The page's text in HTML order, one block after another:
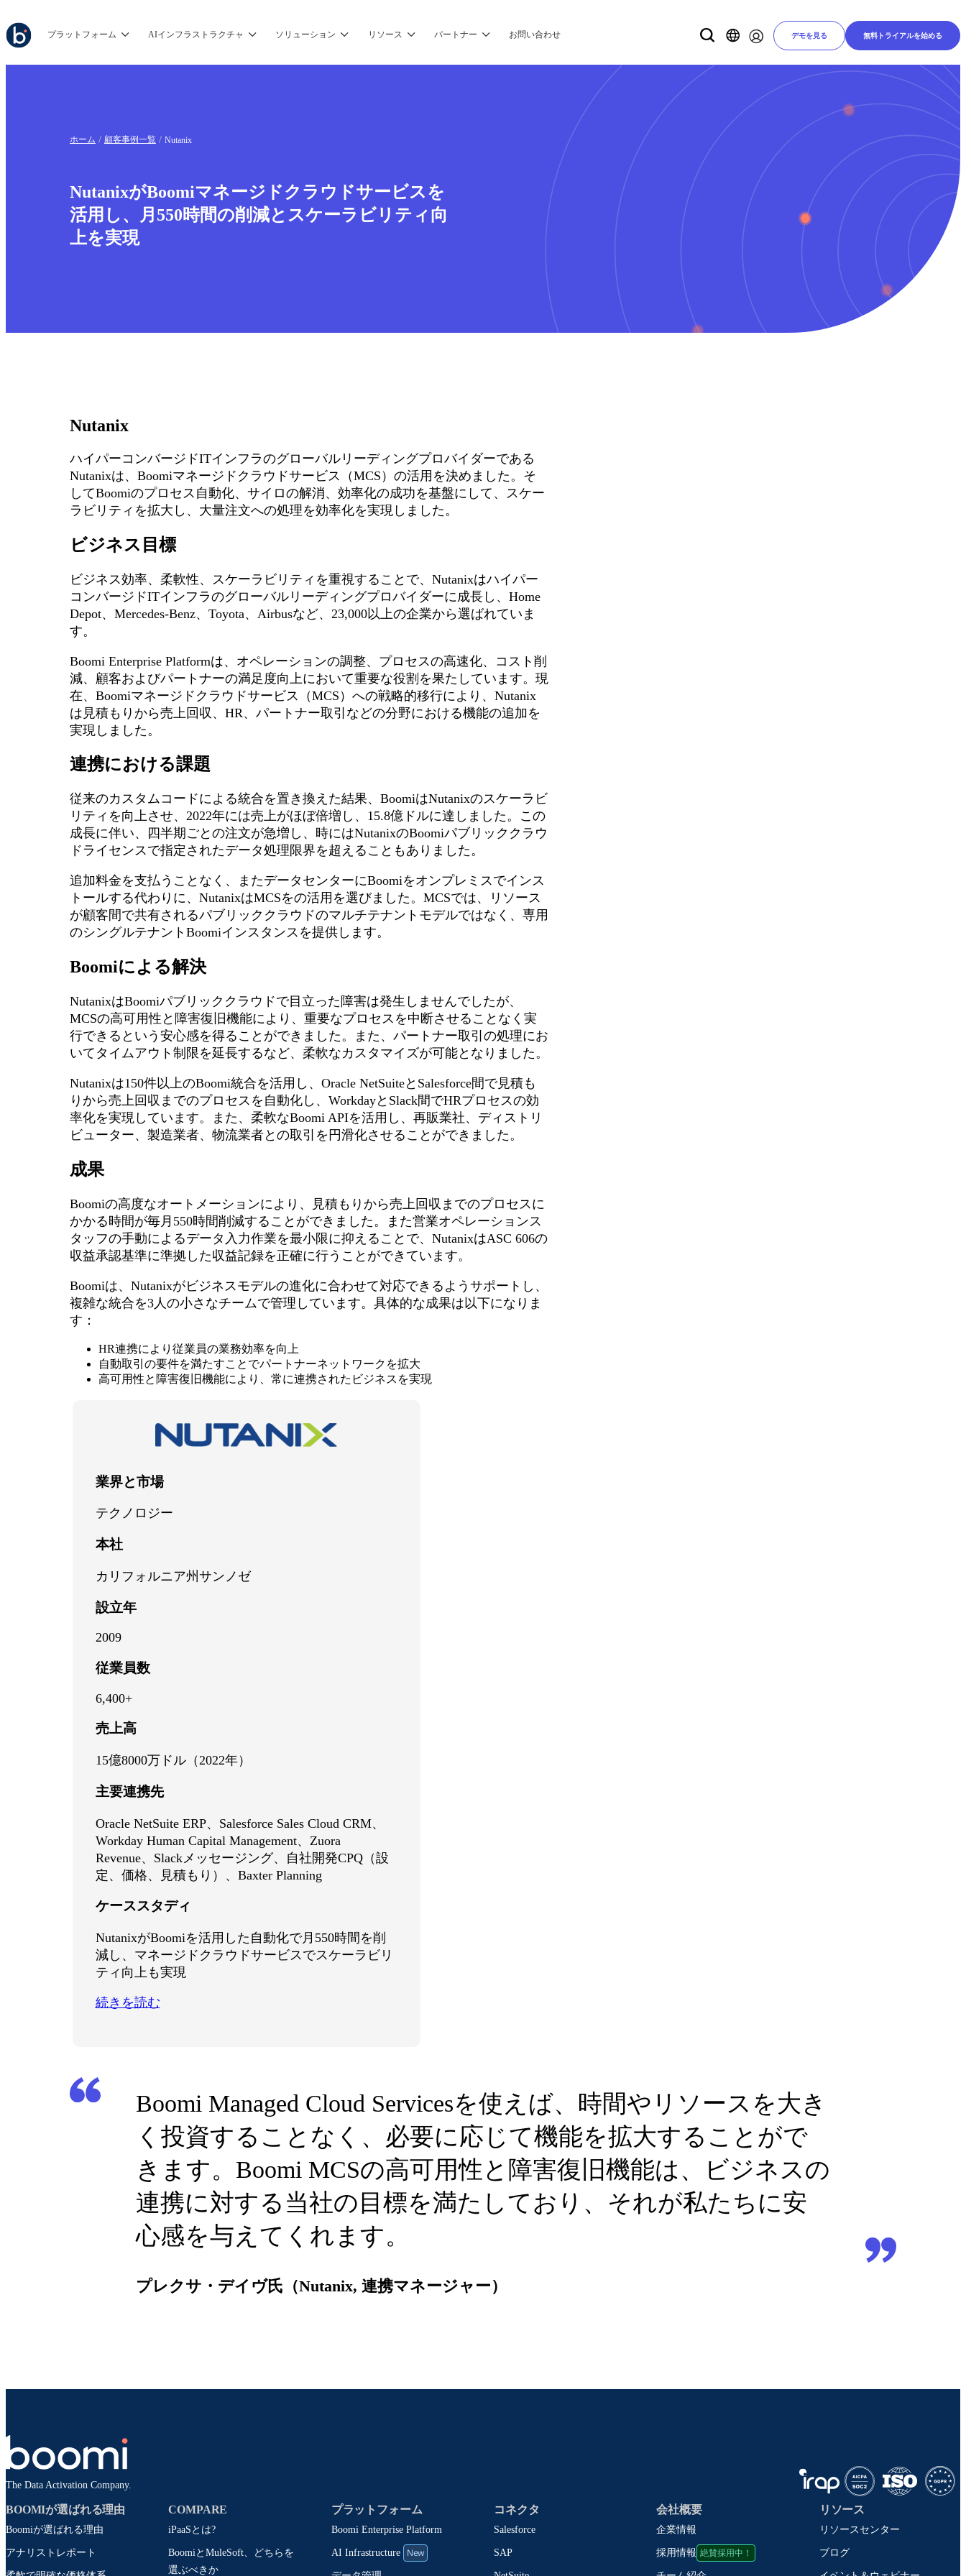
プラットフォーム AIインフラストラクチャ ソリューション リソース パートナー お問い合わせ デモを見る 無料トライアルを始める
ホーム 顧客事例一覧 Nutanix
NutanixがBoomiマネージドクラウドサービスを
活用し、月550時間の削減とスケーラビリティ向
上を実現
Nutanix
ハイパーコンバージドITインフラのグローバルリーディングプロバイダーである
Nutanixは、Boomiマネージドクラウドサービス（MCS）の活用を決めました。そ
してBoomiのプロセス自動化、サイロの解消、効率化の成功を基盤にして、スケー
ラビリティを拡大し、大量注文への処理を効率化を実現しました。
ビジネス目標
ビジネス効率、柔軟性、スケーラビリティを重視することで、Nutanixはハイパー
コンバージドITインフラのグローバルリーディングプロバイダーに成長し、Home
Depot、Mercedes-Benz、Toyota、Airbusなど、23,000以上の企業から選ばれていま
す。
Boomi Enterprise Platformは、オペレーションの調整、プロセスの高速化、コスト削
減、顧客およびパートナーの満足度向上において重要な役割を果たしています。現
在、Boomiマネージドクラウドサービス（MCS）への戦略的移行により、Nutanix
は見積もりから売上回収、HR、パートナー取引などの分野における機能の追加を
実現しました。
連携における課題
従来のカスタムコードによる統合を置き換えた結果、BoomiはNutanixのスケーラビ
リティを向上させ、2022年には売上がほぼ倍増し、15.8億ドルに達しました。この
成長に伴い、四半期ごとの注文が急増し、時にはNutanixのBoomiパブリッククラウ
ドライセンスで指定されたデータ処理限界を超えることもありました。
追加料金を支払うことなく、またデータセンターにBoomiをオンプレミスでインス
トールする代わりに、NutanixはMCSをの活用を選びました。MCSでは、リソース
が顧客間で共有されるパブリッククラウドのマルチテナントモデルではなく、専用
のシングルテナントBoomiインスタンスを提供します。
Boomiによる解決
NutanixはBoomiパブリッククラウドで目立った障害は発生しませんでしたが、
MCSの高可用性と障害復旧機能により、重要なプロセスを中断させることなく実
行できるという安心感を得ることができました。また、パートナー取引の処理にお
いてタイムアウト制限を延長するなど、柔軟なカスタマイズが可能となりました。
Nutanixは150件以上のBoomi統合を活用し、Oracle NetSuiteとSalesforce間で見積も
りから売上回収までのプロセスを自動化し、WorkdayとSlack間でHRプロセスの効
率化を実現しています。また、柔軟なBoomi APIを活用し、再販業社、ディストリ
ビューター、製造業者、物流業者との取引を円滑化させることができました。
成果
Boomiの高度なオートメーションにより、見積もりから売上回収までのプロセスに
かかる時間が毎月550時間削減することができました。また営業オペレーションス
タッフの手動によるデータ入力作業を最小限に抑えることで、NutanixはASC 606の
収益承認基準に準拠した収益記録を正確に行うことができています。
Boomiは、Nutanixがビジネスモデルの進化に合わせて対応できるようサポートし、
複雑な統合を3人の小さなチームで管理しています。具体的な成果は以下になりま
す：
HR連携により従業員の業務効率を向上
自動取引の要件を満たすことでパートナーネットワークを拡大
高可用性と障害復旧機能により、常に連携されたビジネスを実現
業界と市場
テクノロジー
本社
カリフォルニア州サンノゼ
設立年
2009
従業員数
6,400+
売上高
15億8000万ドル（2022年）
主要連携先
Oracle NetSuite ERP、Salesforce Sales Cloud CRM、
Workday Human Capital Management、Zuora
Revenue、Slackメッセージング、自社開発CPQ（設
定、価格、見積もり）、Baxter Planning
ケーススタディ
NutanixがBoomiを活用した自動化で月550時間を削
減し、マネージドクラウドサービスでスケーラビリ
ティ向上も実現
続きを読む
Boomi Managed Cloud Servicesを使えば、時間やリソースを大き
く投資することなく、必要に応じて機能を拡大することがで
きます。Boomi MCSの高可用性と障害復旧機能は、ビジネスの
連携に対する当社の目標を満たしており、それが私たちに安
心感を与えてくれます。
プレクサ・デイヴ氏（Nutanix, 連携マネージャー）
The Data Activation Company.
BOOMIが選ばれる理由
Boomiが選ばれる理由
アナリストレポート
COMPARE
iPaaSとは?
BoomiとMuleSoft、どちらを
選ぶべきか
プラットフォーム
Boomi Enterprise Platform
AI Infrastructure New
コネクタ
Salesforce
SAP
会社概要
企業情報
採用情報 絶賛採用中！
リソース
リソースセンター
ブログ